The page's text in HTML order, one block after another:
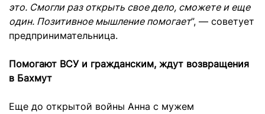
это. Смогли раз открыть свое дело, сможете и еще
один. Позитивное мышление помогает”, — советует
предпринимательница.
Помогают ВСУ и гражданским, ждут возвращения
в Бахмут
Еще до открытой войны Анна с мужем